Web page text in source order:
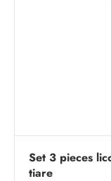
Set 3 pieces
tiare